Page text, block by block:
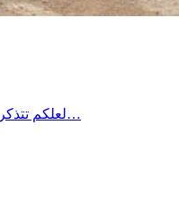
لعلكم تتذكرون الحادثة الاليمة التي جدت منذ مدة في معتمدية منزل شاكر من ولاية صفاقس حين غرق شاب في فستقية ماء وخيّم الحُزن آنذاك على المنطقة وطالب…